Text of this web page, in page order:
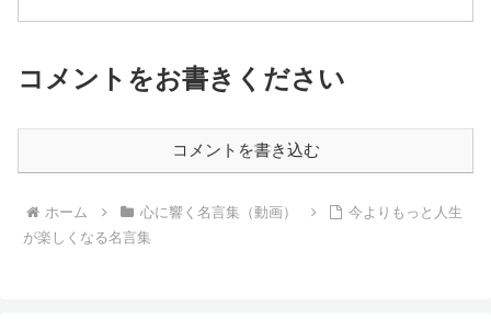
コメントをお書きください
コメントを書き込む
ホーム 心に響く名言集（動画）
今よりもっと人生
が楽しくなる名言集